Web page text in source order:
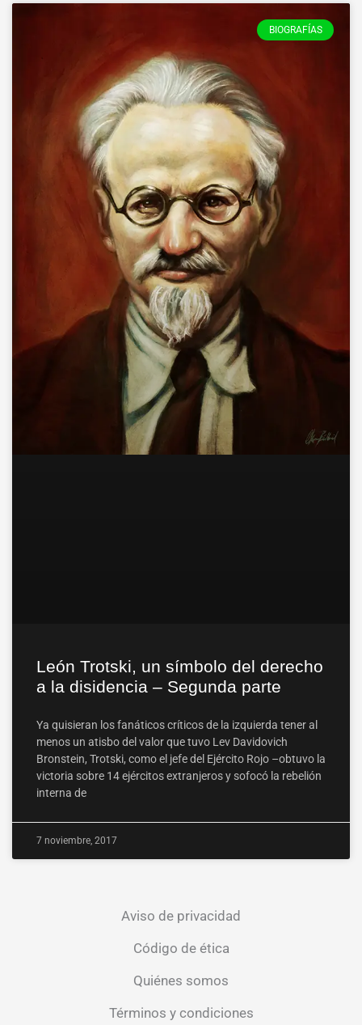
BIOGRAFÍAS
León Trotski, un símbolo del derecho
a la disidencia – Segunda parte
Ya quisieran los fanáticos críticos de la izquierda tener al
menos un atisbo del valor que tuvo Lev Davidovich
Bronstein, Trotski, como el jefe del Ejército Rojo –obtuvo la
victoria sobre 14 ejércitos extranjeros y sofocó la rebelión
interna de
7 noviembre, 2017
Aviso de privacidad
Código de ética
Quiénes somos
Términos y condiciones